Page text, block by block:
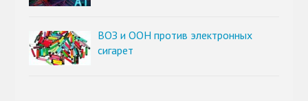
ВОЗ и ООН против электронных
сигарет